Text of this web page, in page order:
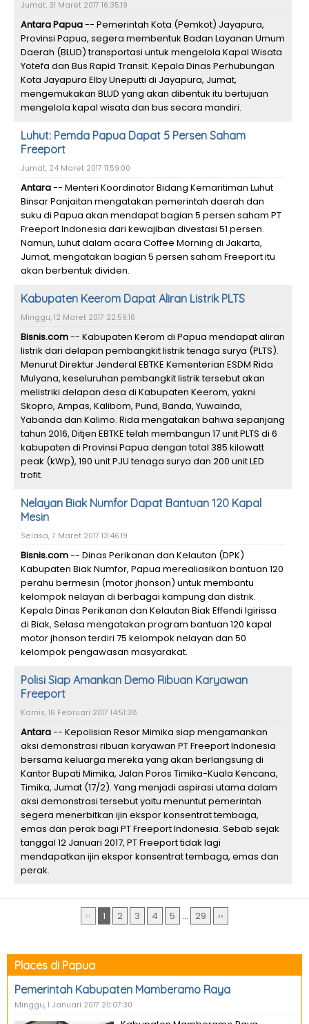
Jumat, 31 Maret 2017 16:35:19
Antara Papua-- Pemerintah Kota (Pemkot) Jayapura,
Provinsi Papua, segera membentuk Badan Layanan Umum
Daerah (BLUD) transportasi untuk mengelola Kapal Wisata
Yotefa dan Bus Rapid Transit. Kepala Dinas Perhubungan
Kota Jayapura Elby Uneputti di Jayapura, Jumat,
mengemukakan BLUD yang akan dibentuk itu bertujuan
mengelola kapal wisata dan bus secara mandiri.
Luhut: Pemda Papua Dapat 5 Persen Saham
Freeport
Jumat, 24 Maret 2017 11:59:00
Antara-- Menteri Koordinator Bidang Kemaritiman Luhut
Binsar Panjaitan mengatakan pemerintah daerah dan
suku di Papua akan mendapat bagian 5 persen saham PT
Freeport Indonesia dari kewajiban divestasi 51 persen.
Namun, Luhut dalam acara Coffee Morning di Jakarta,
Jumat, mengatakan bagian 5 persen saham Freeport itu
akan berbentuk dividen.
Kabupaten Keerom Dapat Aliran Listrik PLTS
Minggu, 12 Maret 2017 22:59:16
Bisnis.com-- Kabupaten Kerom di Papua mendapat aliran
listrik dari delapan pembangkit listrik tenaga surya (PLTS).
Menurut Direktur Jenderal EBTKE Kementerian ESDM Rida
Mulyana, keseluruhan pembangkit listrik tersebut akan
melistriki delapan desa di Kabupaten Keerom, yakni
Skopro, Ampas, Kalibom, Pund, Banda, Yuwainda,
Yabanda dan Kalimo. Rida mengatakan bahwa sepanjang
tahun 2016, Ditjen EBTKE telah membangun 17 unit PLTS di 6
kabupaten di Provinsi Papua dengan total 385 kilowatt
peak (kWp), 190 unit PJU tenaga surya dan 200 unit LED
trofit.
Nelayan Biak Numfor Dapat Bantuan 120 Kapal
Mesin
Selasa, 7 Maret 2017 13:46:19
Bisnis.com-- Dinas Perikanan dan Kelautan (DPK)
Kabupaten Biak Numfor, Papua merealiasikan bantuan 120
perahu bermesin (motor jhonson) untuk membantu
kelompok nelayan di berbagai kampung dan distrik.
Kepala Dinas Perikanan dan Kelautan Biak Effendi Igirissa
di Biak, Selasa mengatakan program bantuan 120 kapal
motor jhonson terdiri 75 kelompok nelayan dan 50
kelompok pengawasan masyarakat.
Polisi Siap Amankan Demo Ribuan Karyawan
Freeport
Kamis, 16 Februari 2017 14:51:38
Antara-- Kepolisian Resor Mimika siap mengamankan
aksi demonstrasi ribuan karyawan PT Freeport Indonesia
bersama keluarga mereka yang akan berlangsung di
Kantor Bupati Mimika, Jalan Poros Timika-Kuala Kencana,
Timika, Jumat (17/2). Yang menjadi aspirasi utama dalam
aksi demonstrasi tersebut yaitu menuntut pemerintah
segera menerbitkan ijin ekspor konsentrat tembaga,
emas dan perak bagi PT Freeport Indonesia. Sebab sejak
tanggal 12 Januari 2017, PT Freeport tidak lagi
mendapatkan ijin ekspor konsentrat tembaga, emas dan
perak.
‹‹ 1 2 3 4 5 ... 29 ››
Places di Papua
Pemerintah Kabupaten Mamberamo Raya
Minggu, 1 Januari 2017 20:07:30